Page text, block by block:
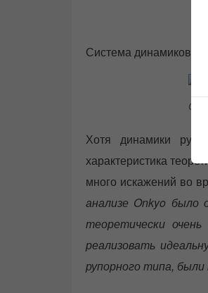
Система динамиков
Хотя динамики
характеристика
много искажений во
анализе Onkyo было
теоретически
реализовать
рупорного типа, были